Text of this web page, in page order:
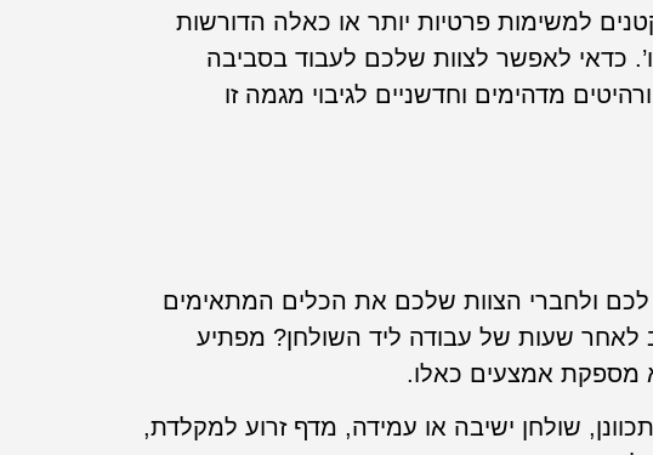
למשימות פרטיות יותר או כאלה הדורשות
כדאי לאפשר לצוות שלכם לעבוד בסביבה
מדהימים וחדשניים לגיבוי מגמה זו
ולחברי הצוות שלכם את הכלים המתאימים
שעות של עבודה ליד השולחן? מפתיע
מספקת אמצעים כאלו.
שולחן ישיבה או עמידה, מדף זרוע למקלדת,